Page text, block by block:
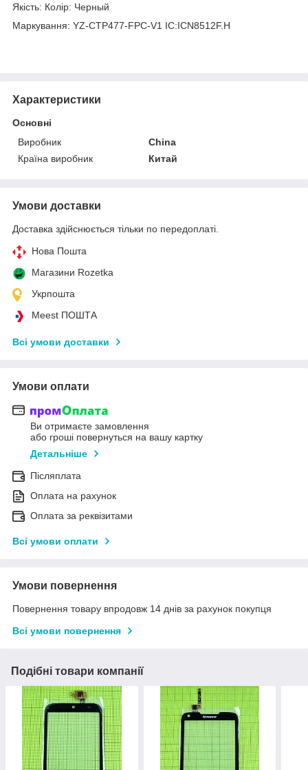
Якість: Колір: Черный
Маркування: YZ-CTP477-FPC-V1 IC:ICN8512F.H
Характеристики
Основні
Виробник
China
Країна виробник
Китай
Умови доставки
Доставка здійснюється тільки по передоплаті.
Нова Пошта
Магазини Rozetka
Укрпошта
Meest ПОШТА
Всі умови доставки
Умови оплати
Ви отримаєте замовлення
або гроші повернуться на вашу картку
Детальніше
Післяплата
Оплата на рахунок
Оплата за реквізитами
Всі умови оплати
Умови повернення
Повернення товару впродовж 14 днів за рахунок покупця
Всі умови повернення
Подібні товари компанії